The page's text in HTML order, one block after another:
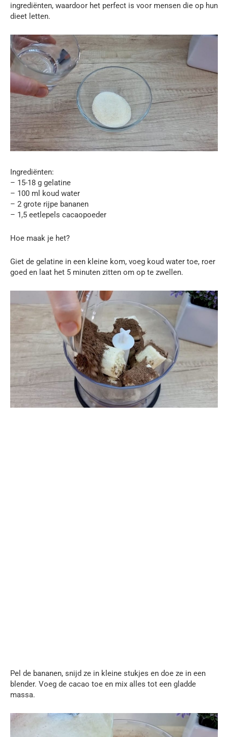
ingrediënten, waardoor het perfect is voor mensen die op hun
dieet letten.
Ingrediënten:
– 15-18 g gelatine
– 100 ml koud water
– 2 grote rijpe bananen
– 1,5 eetlepels cacaopoeder
Hoe maak je het?
Giet de gelatine in een kleine kom, voeg koud water toe, roer
goed en laat het 5 minuten zitten om op te zwellen.
Pel de bananen, snijd ze in kleine stukjes en doe ze in een
blender. Voeg de cacao toe en mix alles tot een gladde
massa.